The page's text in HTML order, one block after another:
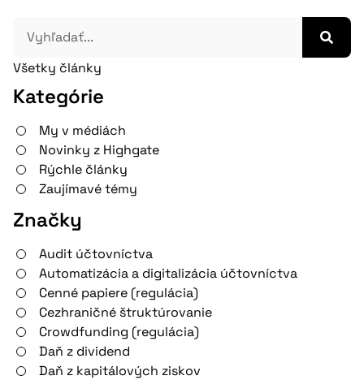
Všetky články
Kategórie
My v médiách
Novinky z Highgate
Rýchle články
Zaujímavé témy
Značky
Audit účtovníctva
Automatizácia a digitalizácia účtovníctva
Cenné papiere (regulácia)
Cezhraničné štruktúrovanie
Crowdfunding (regulácia)
Daň z dividend
Daň z kapitálových ziskov